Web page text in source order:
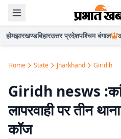
होमझारखण्डबिहारउत्तर प्रदेशपश्चिम बंगाल
Home State Jharkhand Giridih
Giridh nesws
लापरवाही पर तीन
कॉज